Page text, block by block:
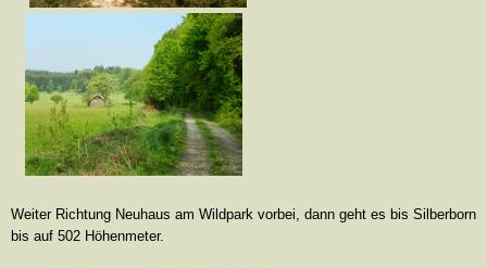
Weiter Richtung Neuhaus am Wildpark vorbei, dann geht es bis Silberborn
bis auf 502 Höhenmeter.